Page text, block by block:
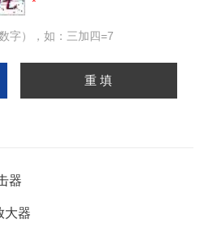
字），如：三加四=7
器
大器